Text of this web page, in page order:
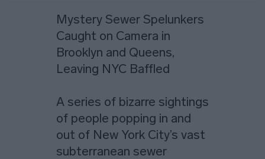
Mystery Sewer Spelunkers
Caught on Camera in
Brooklyn and Queens,
Leaving NYC Baffled
A series of bizarre sightings
of people popping in and
out of New York City’s vast
subterranean sewer